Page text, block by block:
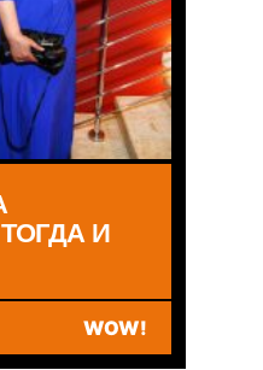
///
И
WOW!